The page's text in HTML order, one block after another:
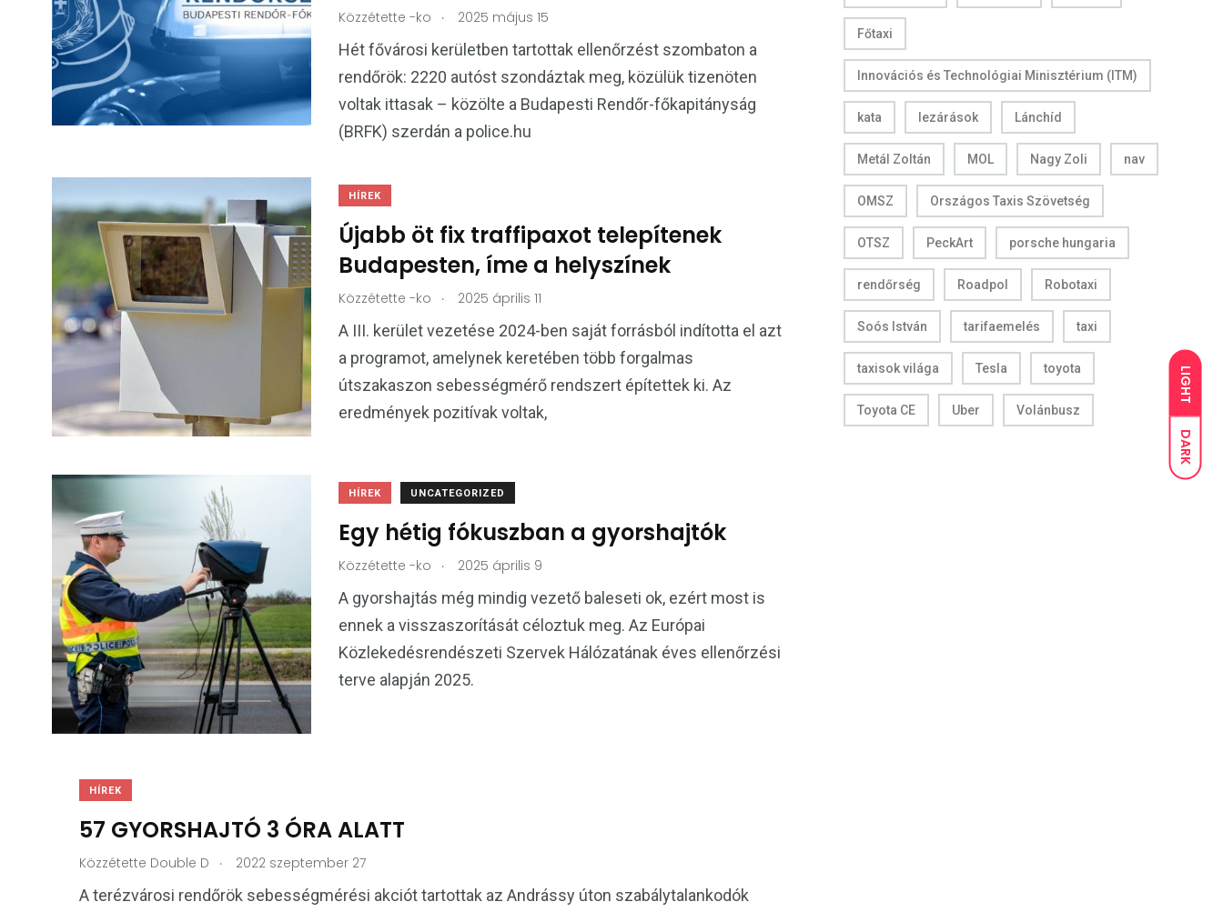
LIGHT
DARK
Közzétette -ko . 2025 május 15
Hét fővárosi kerületben tartottak ellenőrzést szombaton a
rendőrök: 2220 autóst szondáztak meg, közülük tizenöten
voltak ittasak – közölte a Budapesti Rendőr-főkapitányság
(BRFK) szerdán a police.hu
HÍREK
Újabb öt fix traffipaxot telepítenek
Budapesten, íme a helyszínek
Közzétette -ko . 2025 április 11
A III. kerület vezetése 2024-ben saját forrásból indította el azt
a programot, amelynek keretében több forgalmas
útszakaszon sebességmérő rendszert építettek ki. Az
eredmények pozitívak voltak,
HÍREK UNCATEGORIZED
Egy hétig fókuszban a gyorshajtók
Közzétette -ko . 2025 április 9
A gyorshajtás még mindig vezető baleseti ok, ezért most is
ennek a visszaszorítását céloztuk meg. Az Európai
Közlekedésrendészeti Szervek Hálózatának éves ellenőrzési
terve alapján 2025.
HÍREK
57 GYORSHAJTÓ 3 ÓRA ALATT
Közzétette Double D . 2022 szeptember 27
A terézvárosi rendőrök sebességmérési akciót tartottak az Andrássy úton szabálytalankodók
Főtaxi
Innovációs és Technológiai Minisztérium (ITM)
kata lezárások Lánchíd
Metál Zoltán MOL Nagy Zoli nav
OMSZ Országos Taxis Szövetség
OTSZ PeckArt porsche hungaria
rendőrség Roadpol Robotaxi
Soós István tarifaemelés taxi
taxisok világa Tesla toyota
Toyota CE Uber Volánbusz